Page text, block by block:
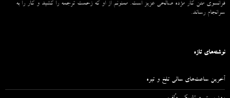
فرانسوی متن کار مژده صالحی عزیز است. ممنونم از او که زحمت ترجمه را کشید و کار را به
سرانجام رساند.
نوشته‌های تازه
آخرین ساعت‌های سالی تلخ و تیره